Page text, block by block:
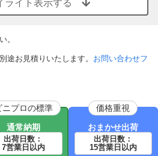
ライト表示する
。
途お見積りいたします。 お問い合わせフ
ニプロの標準
通常納期
出荷日数：
7営業日以内
価格重視
おまかせ出荷
出荷日数：
15営業日以内